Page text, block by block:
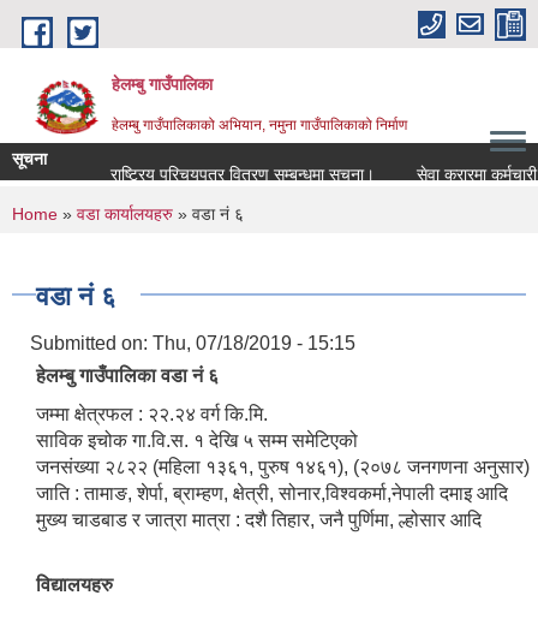
Skip to main content
हेलम्बु गाउँपालिका
हेलम्बु गाउँपालिकाको अभियान, नमुना गाउँपालिकाको निर्माण
सूचना
राष्ट्रिय परिचयपत्र वितरण सम्बन्धमा सूचना।
सेवा करारमा कर्मचारी
You are here
Home » वडा कार्यालयहरु » वडा नं ६
वडा नं ६
Submitted on: Thu, 07/18/2019 - 15:15
हेलम्बु गाउँपालिका वडा नं ६
जम्मा क्षेत्रफल : २२.२४ वर्ग कि.मि.
साविक इचोक गा.वि.स. १ देखि ५ सम्म समेटिएको
जनसंख्या २८२२ (महिला १३६१, पुरुष १४६१), (२०७८ जनगणना अनुसार)
जाति : तामाङ, शेर्पा, ब्राम्हण, क्षेत्री, सोनार,विश्वकर्मा,नेपाली दमाइ आदि
मुख्य चाडबाड र जात्रा मात्रा : दशै तिहार, जनै पुर्णिमा, ल्होसार आदि
विद्यालयहरु